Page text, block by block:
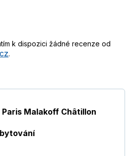
k dispozici žádné recenze od
.
Malakoff Châtillon